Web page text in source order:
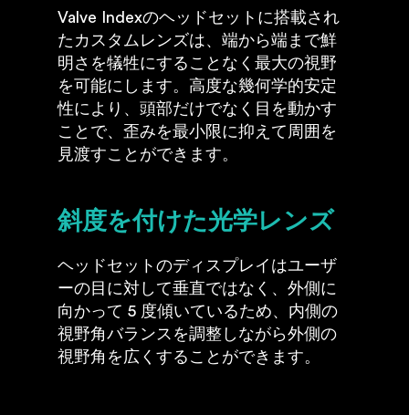
Valve Indexのヘッドセットに搭載され
たカスタムレンズは、端から端まで鮮
明さを犠牲にすることなく最大の視野
を可能にします。高度な幾何学的安定
性により、頭部だけでなく目を動かす
ことで、歪みを最小限に抑えて周囲を
見渡すことができます。
斜度を付けた光学レンズ
ヘッドセットのディスプレイはユーザ
ーの目に対して垂直ではなく、外側に
向かって 5 度傾いているため、内側の
視野角バランスを調整しながら外側の
視野角を広くすることができます。